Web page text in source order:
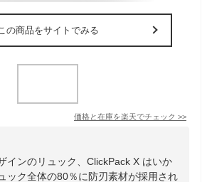
この商品をサイトでみる
価格と在庫を楽天でチェック >>
インのリュック、ClickPack X はいか
ック全体の80％に防刃素材が採用され